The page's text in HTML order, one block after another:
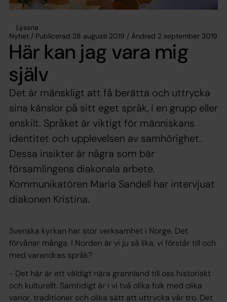
Lyssna
Nyhet / Publicerad 28 augusti 2019 / Ändrad 2 september 2019
Här kan jag vara mig
själv
Det är mänskligt att få berätta och uttrycka
sina känslor på sitt eget språk, i en grupp eller
enskilt. Språket är viktigt för människans
identitet och upplevelsen av samhörighet.
Dessa insikter är några som bär
församlingens diakonala arbete.
Kommunikatören Maria Sandell har intervjuat
diakonen Kristina.
Svenska kyrkan har stor verksamhet i Norge. Det
förvånar många. I Norden är vi ju så lika, vi förstår till och
med varandras språk?
- Det här är ett väldigt nära grannland till oss historiskt
och kulturellt. Samtidigt är i vi två olika folk med olika
vanor, traditioner och olika sätt att uttrycka vår tro. Det